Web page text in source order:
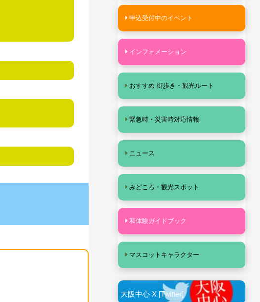
申込受付中のイベント
インフォメーション
おすすめ 街歩き・観光ルート
緊急時・災害時対応情報
ニュース
みどころ・観光スポット
和体験ガイドブック
マスコットキャラクター
大阪中心 X [Twitter]